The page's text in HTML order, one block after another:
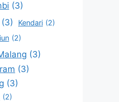
(3)
(3) Kendari (2)
(2)
(3)
(3)
(3)
(2)